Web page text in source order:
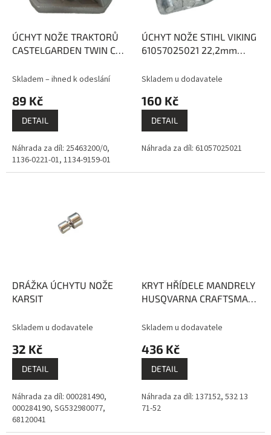
ÚCHYT NOŽE TRAKTORŮ
CASTELGARDEN TWIN CUT
35,9mm
Skladem – ihned k odeslání
89 Kč
DETAIL
Náhrada za díl: 25463200/0,
1136-0221-01, 1134-9159-01
ÚCHYT NOŽE STIHL VIKING
61057025021 22,2mm
Skladem u dodavatele
160 Kč
DETAIL
Náhrada za díl: 61057025021
DRÁŽKA ÚCHYTU NOŽE
KARSIT
Skladem u dodavatele
32 Kč
DETAIL
Náhrada za díl: 000281490,
000284190, SG532980077,
68120041
KRYT HŘÍDELE MANDRELY
HUSQVARNA CRAFTSMAN
Skladem u dodavatele
436 Kč
DETAIL
Náhrada za díl: 137152, 532 13
71-52